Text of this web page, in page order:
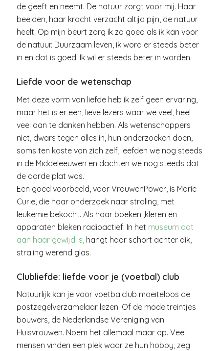
de geeft en neemt. De natuur zorgt voor mij. Haar
beelden, haar kracht verzacht altijd pijn, de natuur
heelt. Op mijn beurt zorg ik zo goed als ik kan voor
de natuur. Duurzaam leven, ik word er steeds beter
in en dat is goed. Ik wil er steeds beter in worden.
Liefde voor de wetenschap
Met deze vorm van liefde heb ik zelf geen ervaring,
maar het is er een, lieve lezers waar we veel, heel
veel aan te danken hebben. Als wetenschappers
niet, dwars tegen alles in, hun onderzoeken doen,
soms ten koste van zich zelf, leefden we nog steeds
in de Middeleeuwen en dachten we nog steeds dat
de aarde plat was.
Een goed voorbeeld, voor VrouwenPower, is Marie
Curie, die haar onderzoek naar straling, met
leukemie bekocht. Als haar boeken ,kleren en
apparaten bleken radioactief. In het museum dat
aan haar gewijd is, hangt haar schort achter dik,
straling werend glas.
Clubliefde: liefde voor je (voetbal) club
Natuurlijk kan je voor voetbalclub moeiteloos de
postzegelverzamelaar lezen. Of de modeltreintjes
bouwers, de Nederlandse Vereniging van
Huisvrouwen. Noem het allemaal maar op. Veel
mensen vinden een plek waar ze hun hobby, zeg